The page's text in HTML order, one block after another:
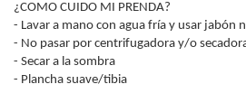
¿COMO CUIDO MI PRENDA?
- Lavar a mano con agua fría y usar jabón
- No pasar por centrifugadora y/o
- Secar a la sombra
- Plancha suave/tibia